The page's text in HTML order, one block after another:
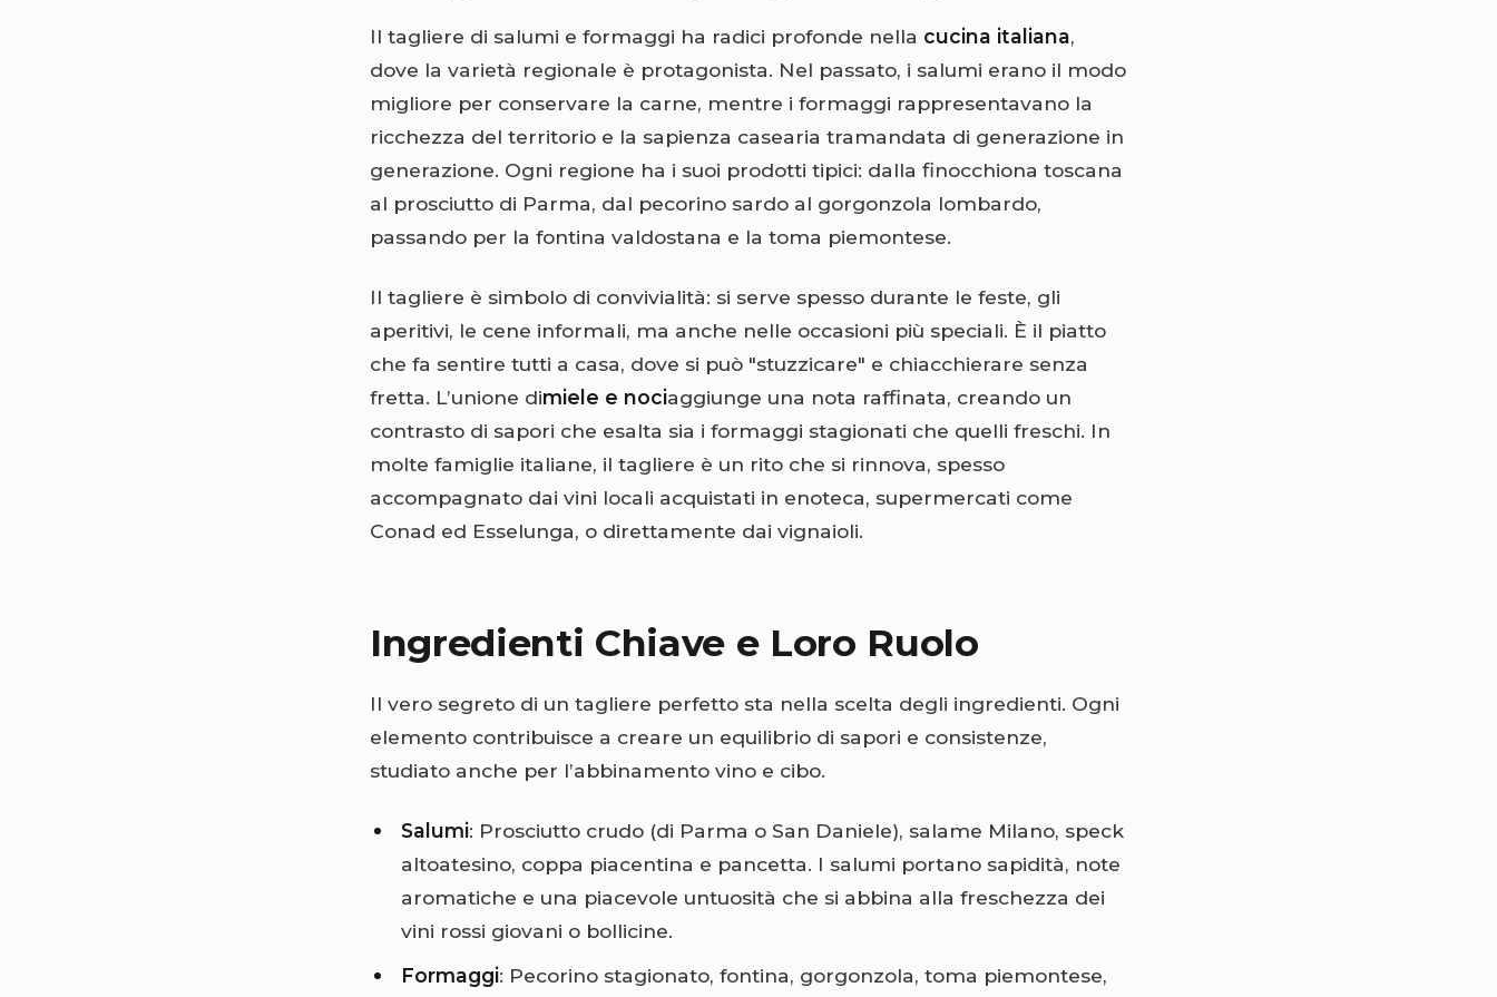
Il tagliere di salumi e formaggi ha radici profonde nella cucina italiana,
dove la varietà regionale è protagonista. Nel passato, i salumi erano il modo
migliore per conservare la carne, mentre i formaggi rappresentavano la
ricchezza del territorio e la sapienza casearia tramandata di generazione in
generazione. Ogni regione ha i suoi prodotti tipici: dalla finocchiona toscana
al prosciutto di Parma, dal pecorino sardo al gorgonzola lombardo,
passando per la fontina valdostana e la toma piemontese.
Il tagliere è simbolo di convivialità: si serve spesso durante le feste, gli
aperitivi, le cene informali, ma anche nelle occasioni più speciali. È il piatto
che fa sentire tutti a casa, dove si può "stuzzicare" e chiacchierare senza
fretta. L’unione dimiele e nociaggiunge una nota raffinata, creando un
contrasto di sapori che esalta sia i formaggi stagionati che quelli freschi. In
molte famiglie italiane, il tagliere è un rito che si rinnova, spesso
accompagnato dai vini locali acquistati in enoteca, supermercati come
Conad ed Esselunga, o direttamente dai vignaioli.
Ingredienti Chiave e Loro Ruolo
Il vero segreto di un tagliere perfetto sta nella scelta degli ingredienti. Ogni
elemento contribuisce a creare un equilibrio di sapori e consistenze,
studiato anche per l’abbinamento vino e cibo.
Salumi: Prosciutto crudo (di Parma o San Daniele), salame Milano, speck
altoatesino, coppa piacentina e pancetta. I salumi portano sapidità, note
aromatiche e una piacevole untuosità che si abbina alla freschezza dei
vini rossi giovani o bollicine.
Formaggi: Pecorino stagionato, fontina, gorgonzola, toma piemontese,